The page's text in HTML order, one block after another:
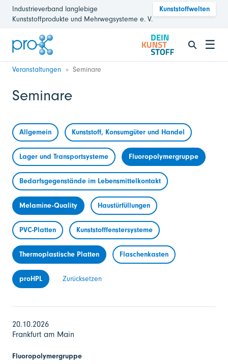
Industrieverband langlebige
Kunststoffprodukte und Mehrwegsysteme e. V.
Kunststoffwelten
☰
Veranstaltungen Seminare
Seminare
Allgemein Kunststoff, Konsumgüter und Handel
Lager und Transportsysteme Fluoropolymergruppe
Bedarfsgegenstände im Lebensmittelkontakt
Melamine-Quality Haustürfüllungen
PVC-Platten Kunststofffenstersysteme
Thermoplastische Platten Flaschenkasten
proHPL Zurücksetzen
20.10.2026
Frankfurt am Main
Fluoropolymergruppe